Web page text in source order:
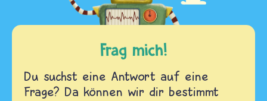
Frag mich!
Du suchst eine Antwort auf eine
Frage? Da können wir dir bestimmt